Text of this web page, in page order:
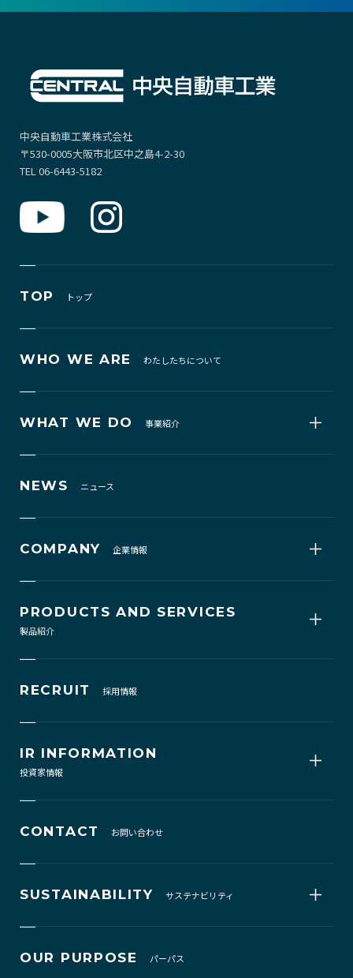
中央自動車工業株式会社
〒530-0005大阪市北区中之島4-2-30
TEL 06-6443-5182
TOP トップ
WHO WE ARE わたしたちについて
WHAT WE DO 事業紹介
NEWS ニュース
COMPANY 企業情報
PRODUCTS AND SERVICES
製品紹介
RECRUIT 採用情報
IR INFORMATION
投資家情報
CONTACT お問い合わせ
SUSTAINABILITY サステナビリティ
OUR PURPOSE パーパス